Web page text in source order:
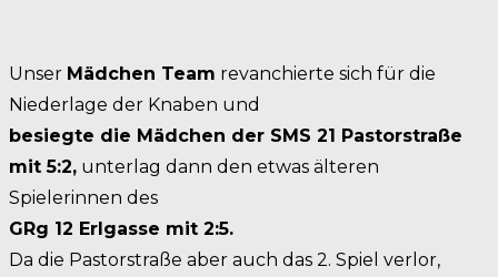
Unser Mädchen Team revanchierte sich für die
Niederlage der Knaben und
besiegte die Mädchen der SMS 21 Pastorstraße
mit 5:2, unterlag dann den etwas älteren
Spielerinnen des
GRg 12 Erlgasse mit 2:5.
Da die Pastorstraße aber auch das 2. Spiel verlor,